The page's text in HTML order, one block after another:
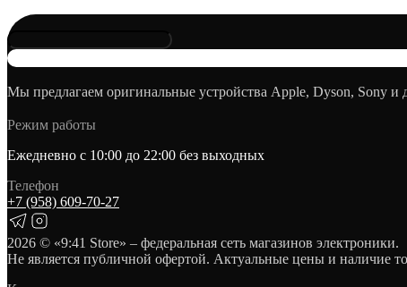
Мы предлагаем оригинальные устройства Apple, Dyson, Sony
Режим работы
Ежедневно с 10:00 до 22:00 без выходных
Телефон
+7 (958) 609‑70‑27
2026 © «9:41 Store» – федеральная сеть магазинов электроники.
Не является публичной офертой. Актуальные цены и наличие